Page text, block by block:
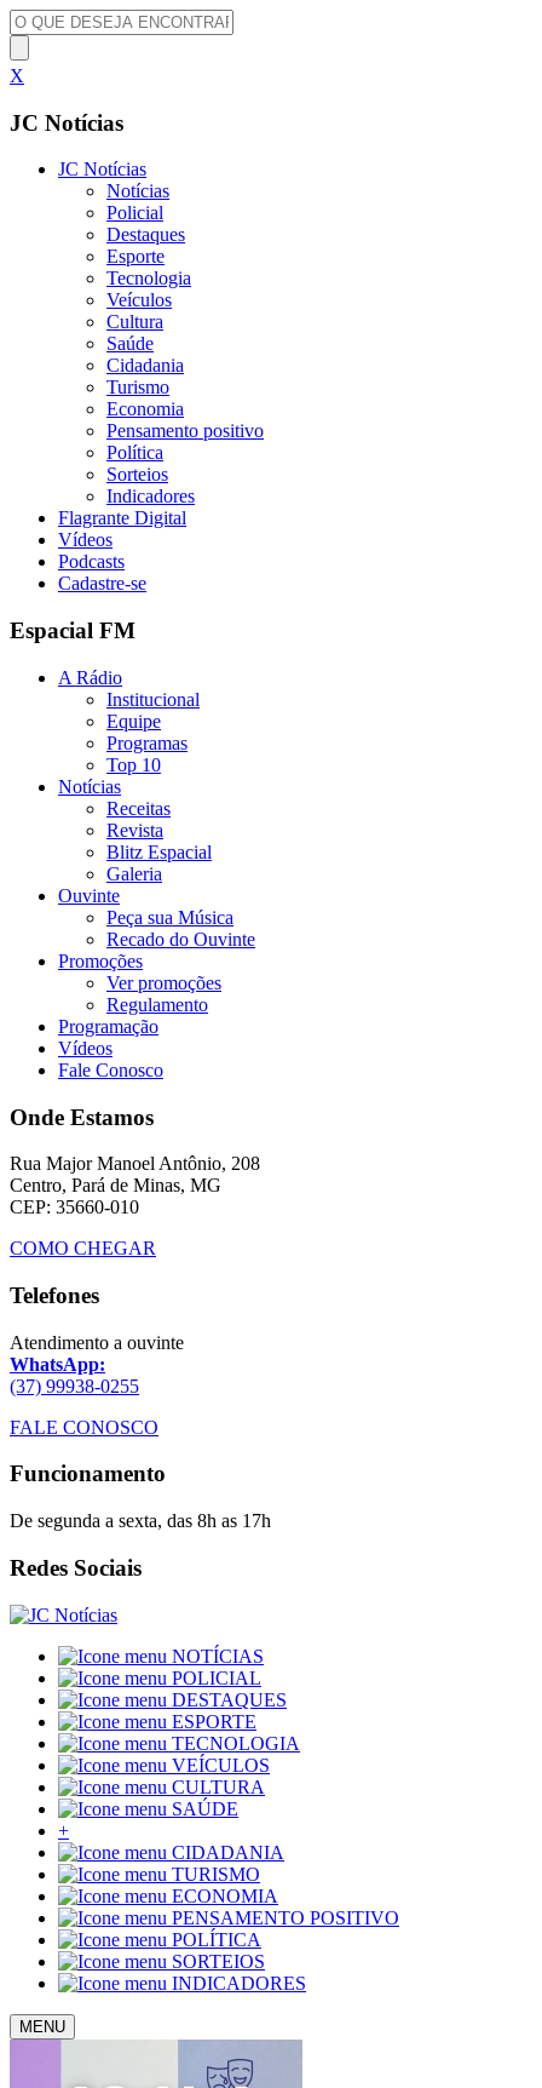
X
JC Notícias
JC Notícias
Notícias
Policial
Destaques
Esporte
Tecnologia
Veículos
Cultura
Saúde
Cidadania
Turismo
Economia
Pensamento positivo
Política
Sorteios
Indicadores
Flagrante Digital
Vídeos
Podcasts
Cadastre-se
Espacial FM
A Rádio
Institucional
Equipe
Programas
Top 10
Notícias
Receitas
Revista
Blitz Espacial
Galeria
Ouvinte
Peça sua Música
Recado do Ouvinte
Promoções
Ver promoções
Regulamento
Programação
Vídeos
Fale Conosco
Onde Estamos
Rua Major Manoel Antônio, 208
Centro, Pará de Minas, MG
CEP: 35660-010
COMO CHEGAR
Telefones
Atendimento a ouvinte
WhatsApp:
(37) 99938-0255
FALE CONOSCO
Funcionamento
De segunda a sexta, das 8h as 17h
Redes Sociais
NOTÍCIAS
POLICIAL
DESTAQUES
ESPORTE
TECNOLOGIA
VEÍCULOS
CULTURA
SAÚDE
+
CIDADANIA
TURISMO
ECONOMIA
PENSAMENTO POSITIVO
POLÍTICA
SORTEIOS
INDICADORES
MENU